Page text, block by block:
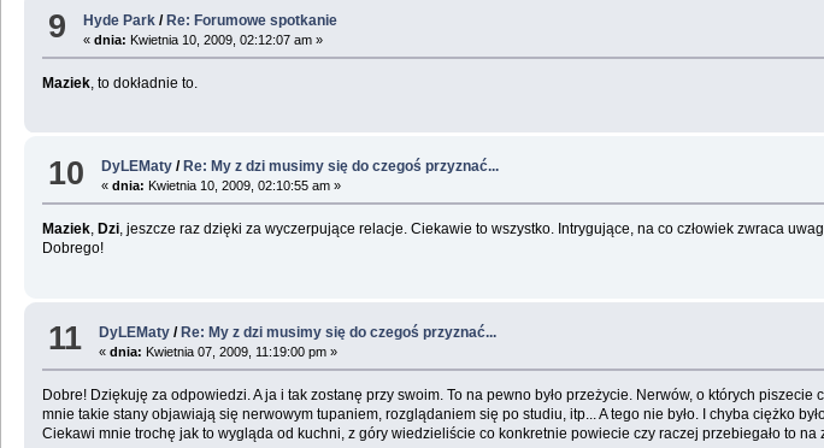
9 Hyde Park / Re: Forumowe spotkanie
«dnia: Kwietnia 10, 2009, 02:12:07 am »
Maziek, to dokładnie to.
10 DyLEMaty / Re: My z dzi musimy się do czegoś przyznać...
«dnia: Kwietnia 10, 2009, 02:10:55 am »
Maziek, Dzi, jeszcze raz dzięki za wyczerpujące relacje. Ciekawie to wszystko. Intrygujące, na co człowiek zwraca
Dobrego!
11 DyLEMaty /Re: My z dzi musimy się do czegoś przyznać...
«dnia: Kwietnia 07, 2009, 11:19:00 pm »
Dobre! Dziękuję za odpowiedzi. A ja i tak zostanę przy swoim. To na pewno było przeżycie. Nerwów, o których
mnie takie stany objawiają się nerwowym tupaniem, rozglądaniem się po studiu, itp... A tego nie było. I chyba ciężko
Ciekawi mnie trochę jak to wygląda od kuchni, z góry wiedzieliście co konkretnie powiecie czy raczej przebiegało to